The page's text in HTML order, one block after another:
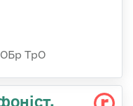
ОБр ТрО